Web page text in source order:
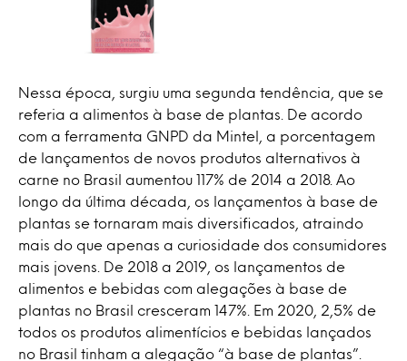
Nessa época, surgiu uma segunda tendência, que se
referia a alimentos à base de plantas. De acordo
com a ferramenta GNPD da Mintel, a porcentagem
de lançamentos de novos produtos alternativos à
carne no Brasil aumentou 117% de 2014 a 2018. Ao
longo da última década, os lançamentos à base de
plantas se tornaram mais diversificados, atraindo
mais do que apenas a curiosidade dos consumidores
mais jovens. De 2018 a 2019, os lançamentos de
alimentos e bebidas com alegações à base de
plantas no Brasil cresceram 147%. Em 2020, 2,5% de
todos os produtos alimentícios e bebidas lançados
no Brasil tinham a alegação “à base de plantas”.